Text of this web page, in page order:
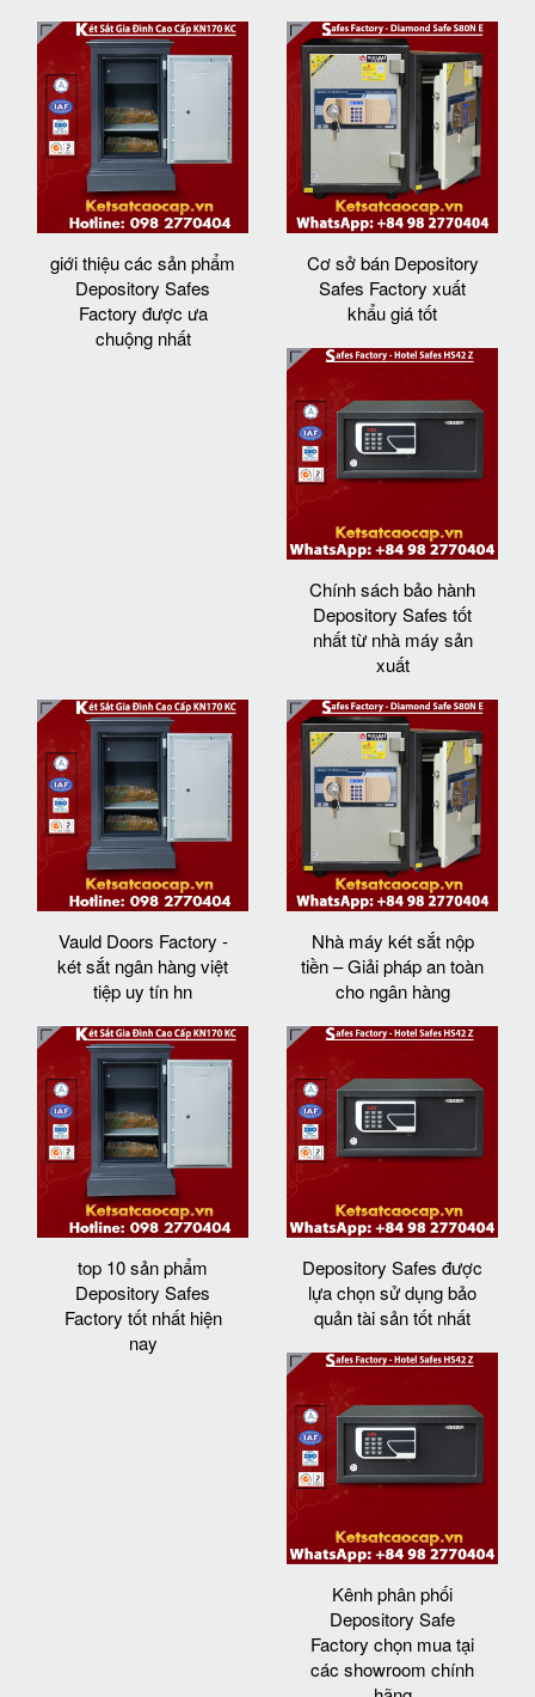
giới thiệu các sản phẩm
Depository Safes
Factory được ưa
chuộng nhất
Cơ sở bán Depository
Safes Factory xuất
khẩu giá tốt
Chính sách bảo hành
Depository Safes tốt
nhất từ nhà máy sản
xuất
Vauld Doors Factory -
két sắt ngân hàng việt
tiệp uy tín hn
Nhà máy két sắt nộp
tiền – Giải pháp an toàn
cho ngân hàng
top 10 sản phẩm
Depository Safes
Factory tốt nhất hiện
nay
Depository Safes được
lựa chọn sử dụng bảo
quản tài sản tốt nhất
Kênh phân phối
Depository Safe
Factory chọn mua tại
các showroom chính